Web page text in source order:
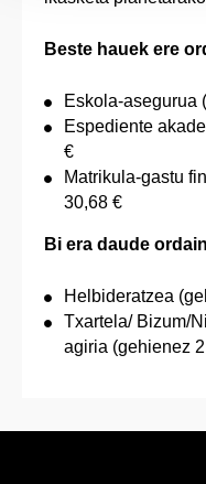
Beste hauek ere
Eskola-asegurua
Espediente
€
Matrikula-gastu
30,68 €
Bi era daude
Helbideratzea
Txartela/ Bizum/
agiria (gehienez